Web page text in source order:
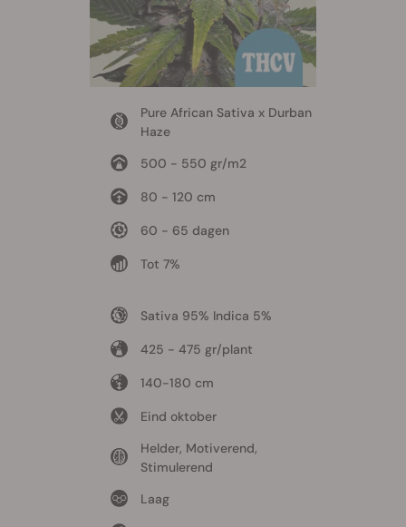
Pure African Sativa x Durban
Haze
500 - 550 gr/m2
80 - 120 cm
60 - 65 dagen
Tot 7%
Sativa 95% Indica 5%
425 - 475 gr/plant
140-180 cm
Eind oktober
Helder, Motiverend,
Stimulerend
Laag